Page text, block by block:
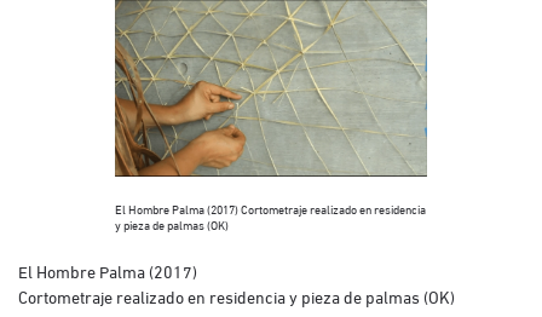
El Hombre Palma (2017) Cortometraje realizado en residencia
y pieza de palmas (OK)
El Hombre Palma (2017)
Cortometraje realizado en residencia y pieza de palmas (OK)